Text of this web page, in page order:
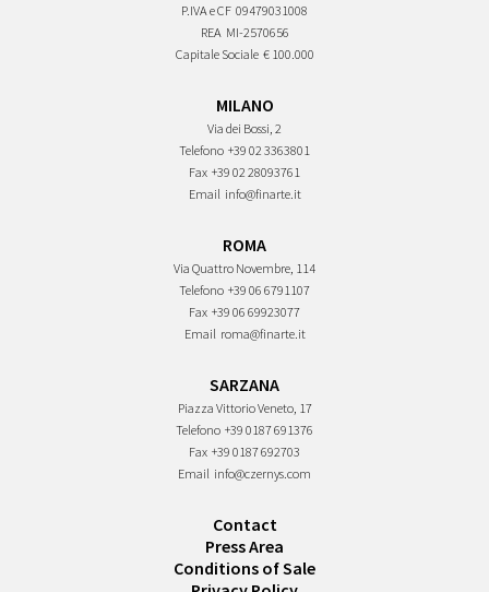
P.IVA e CF 09479031008
REA MI-2570656
Capitale Sociale € 100.000
MILANO
Via dei Bossi, 2
Telefono +39 02 3363801
Fax +39 02 28093761
Email info@finarte.it
ROMA
Via Quattro Novembre, 114
Telefono +39 06 6791107
Fax +39 06 69923077
Email roma@finarte.it
SARZANA
Piazza Vittorio Veneto, 17
Telefono +39 0187 691376
Fax +39 0187 692703
Email info@czernys.com
Contact
Press Area
Conditions of Sale